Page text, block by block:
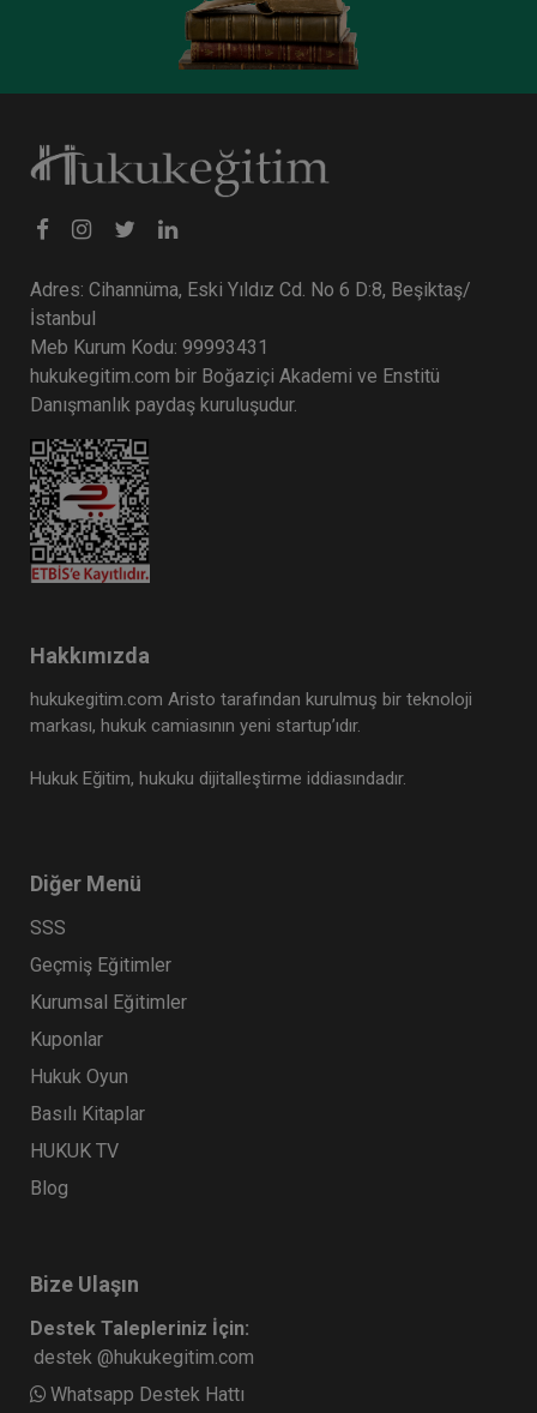
Adres: Cihannüma, Eski Yıldız Cd. No 6 D:8, Beşiktaş/
İstanbul
Meb Kurum Kodu: 99993431
hukukegitim.com bir Boğaziçi Akademi ve Enstitü
Danışmanlık paydaş kuruluşudur.
Hakkımızda
hukukegitim.com Aristo tarafından kurulmuş bir teknoloji
markası, hukuk camiasının yeni startup’ıdır.
Hukuk Eğitim, hukuku dijitalleştirme iddiasındadır.
Diğer Menü
SSS
Geçmiş Eğitimler
Kurumsal Eğitimler
Kuponlar
Hukuk Oyun
Basılı Kitaplar
HUKUK TV
Blog
Bize Ulaşın
Destek Talepleriniz İçin:
destek @hukukegitim.com
Whatsapp Destek Hattı